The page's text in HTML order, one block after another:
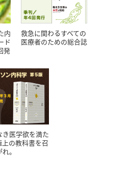
内
ド
発
救急に関わるすべての
医療者のための総合誌
き医学欲を満た
上の教科書を召
。